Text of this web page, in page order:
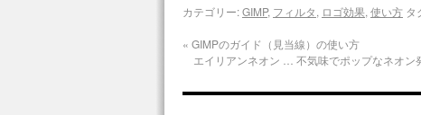
カテゴリー:GIMP, フィルタ, ロゴ効果, 使い方 タ
« GIMPのガイド（見当線）の使い方
エイリアンネオン … 不気味でポップなネオン